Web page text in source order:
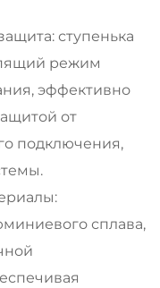
ступенька
режим
эффективно
от
подключения,
сплава,